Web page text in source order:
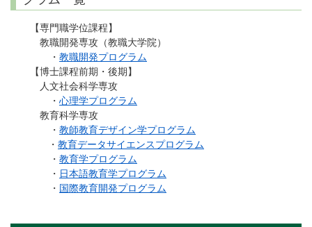
【専門職学位課程】
教職開発専攻（教職大学院）
・ 教職開発プログラム
【博士課程前期・後期】
人文社会科学専攻
・ 心理学プログラム
教育科学専攻
・ 教師教育デザイン学プログラム
・ 教育データサイエンスプログラム
・ 教育学プログラム
・ 日本語教育学プログラム
・ 国際教育開発プログラム